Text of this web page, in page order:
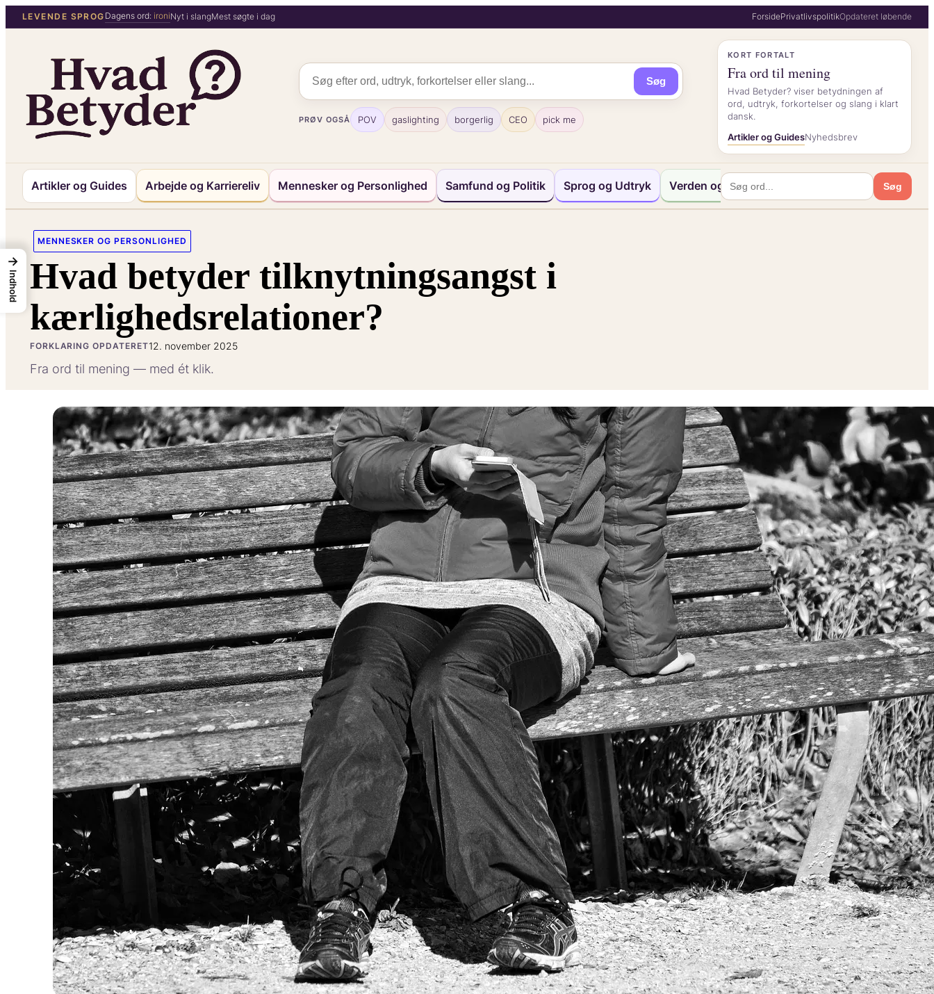
Spring
til
LEVENDE SPROG Dagens ord: ironiNyt i slangMest søgte i dag ForsidePrivatlivspolitikOpdateret løbende
Søg
PRØV OGSÅ POV gaslighting borgerlig CEO pick me
KORT FORTALT
Fra ord til mening
Hvad Betyder? viser betydningen af
ord, udtryk, forkortelser og slang i klart
dansk.
Artikler og GuidesNyhedsbrev
Artikler og Guides Arbejde og Karriereliv Mennesker og Personlighed Samfund og Politik Sprog og Udtryk Verden og Kultur Søg
MENNESKER OG PERSONLIGHED
Hvad betyder tilknytningsangst i
kærlighedsrelationer?
FORKLARING OPDATERET12. november 2025
Fra ord til mening — med ét klik.
→
Indhold